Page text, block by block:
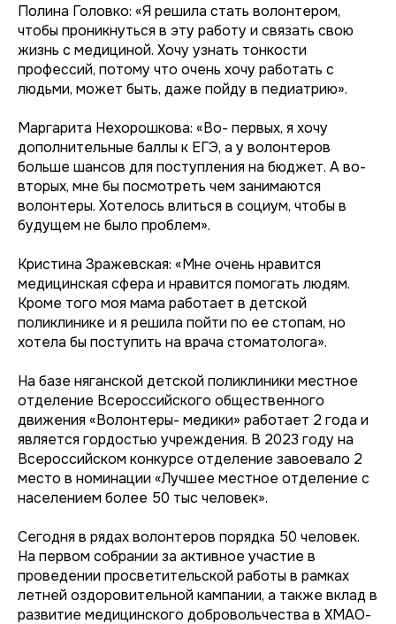
Полина Головко: «Я решила стать волонтером,
чтобы проникнуться в эту работу и связать свою
жизнь с медициной. Хочу узнать тонкости
профессий, потому что очень хочу работать с
людьми, может быть, даже пойду в педиатрию».
Маргарита Нехорошкова: «Во- первых, я хочу
дополнительные баллы к ЕГЭ, а у волонтеров
больше шансов для поступления на бюджет. А во-
вторых, мне бы посмотреть чем занимаются
волонтеры. Хотелось влиться в социум, чтобы в
будущем не было проблем».
Кристина Зражевская: «Мне очень нравится
медицинская сфера и нравится помогать людям.
Кроме того моя мама работает в детской
поликлинике и я решила пойти по ее стопам, но
хотела бы поступить на врача стоматолога».
На базе няганской детской поликлиники местное
отделение Всероссийского общественного
движения «Волонтеры- медики» работает 2 года и
является гордостью учреждения. В 2023 году на
Всероссийском конкурсе отделение завоевало 2
место в номинации «Лучшее местное отделение с
населением более 50 тыс человек».
Сегодня в рядах волонтеров порядка 50 человек.
На первом собрании за активное участие в
проведении просветительской работы в рамках
летней оздоровительной кампании, а также вклад в
развитие медицинского добровольчества в ХМАО-